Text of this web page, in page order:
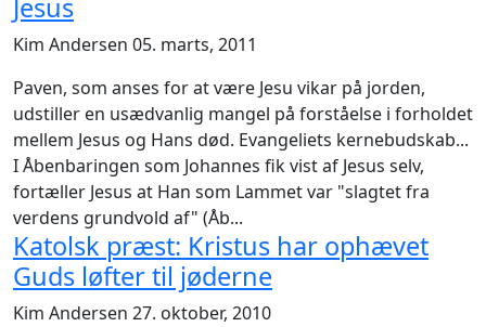
Jesus
Kim Andersen 05. marts, 2011
Paven, som anses for at være Jesu vikar på jorden,
udstiller en usædvanlig mangel på forståelse i forholdet
mellem Jesus og Hans død. Evangeliets kernebudskab...
I Åbenbaringen som Johannes fik vist af Jesus selv,
fortæller Jesus at Han som Lammet var "slagtet fra
verdens grundvold af" (Åb...
Katolsk præst: Kristus har ophævet
Guds løfter til jøderne
Kim Andersen 27. oktober, 2010